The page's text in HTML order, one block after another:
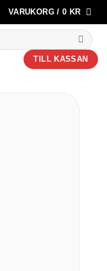
VARUKORG /0 KR
TILL KASSAN